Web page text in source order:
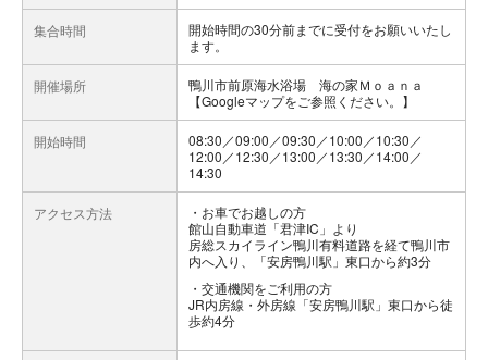
集合時間
開始時間の30分前までに受付をお願いいたし
ます。
開催場所
鴨川市前原海水浴場 海の家Ｍｏａｎａ
【Googleマップをご参照ください。】
開始時間
08:30／09:00／09:30／10:00／10:30／
12:00／12:30／13:00／13:30／14:00／
14:30
アクセス方法
お車でお越しの方
館山自動車道「君津IC」より
房総スカイライン鴨川有料道路を経て鴨川市
内へ入り、「安房鴨川駅」東口から約3分
交通機関をご利用の方
JR内房線・外房線「安房鴨川駅」東口から徒
歩約4分